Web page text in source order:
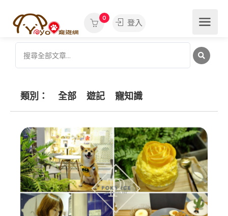
0
登入
類別： 全部 遊記 寵知識